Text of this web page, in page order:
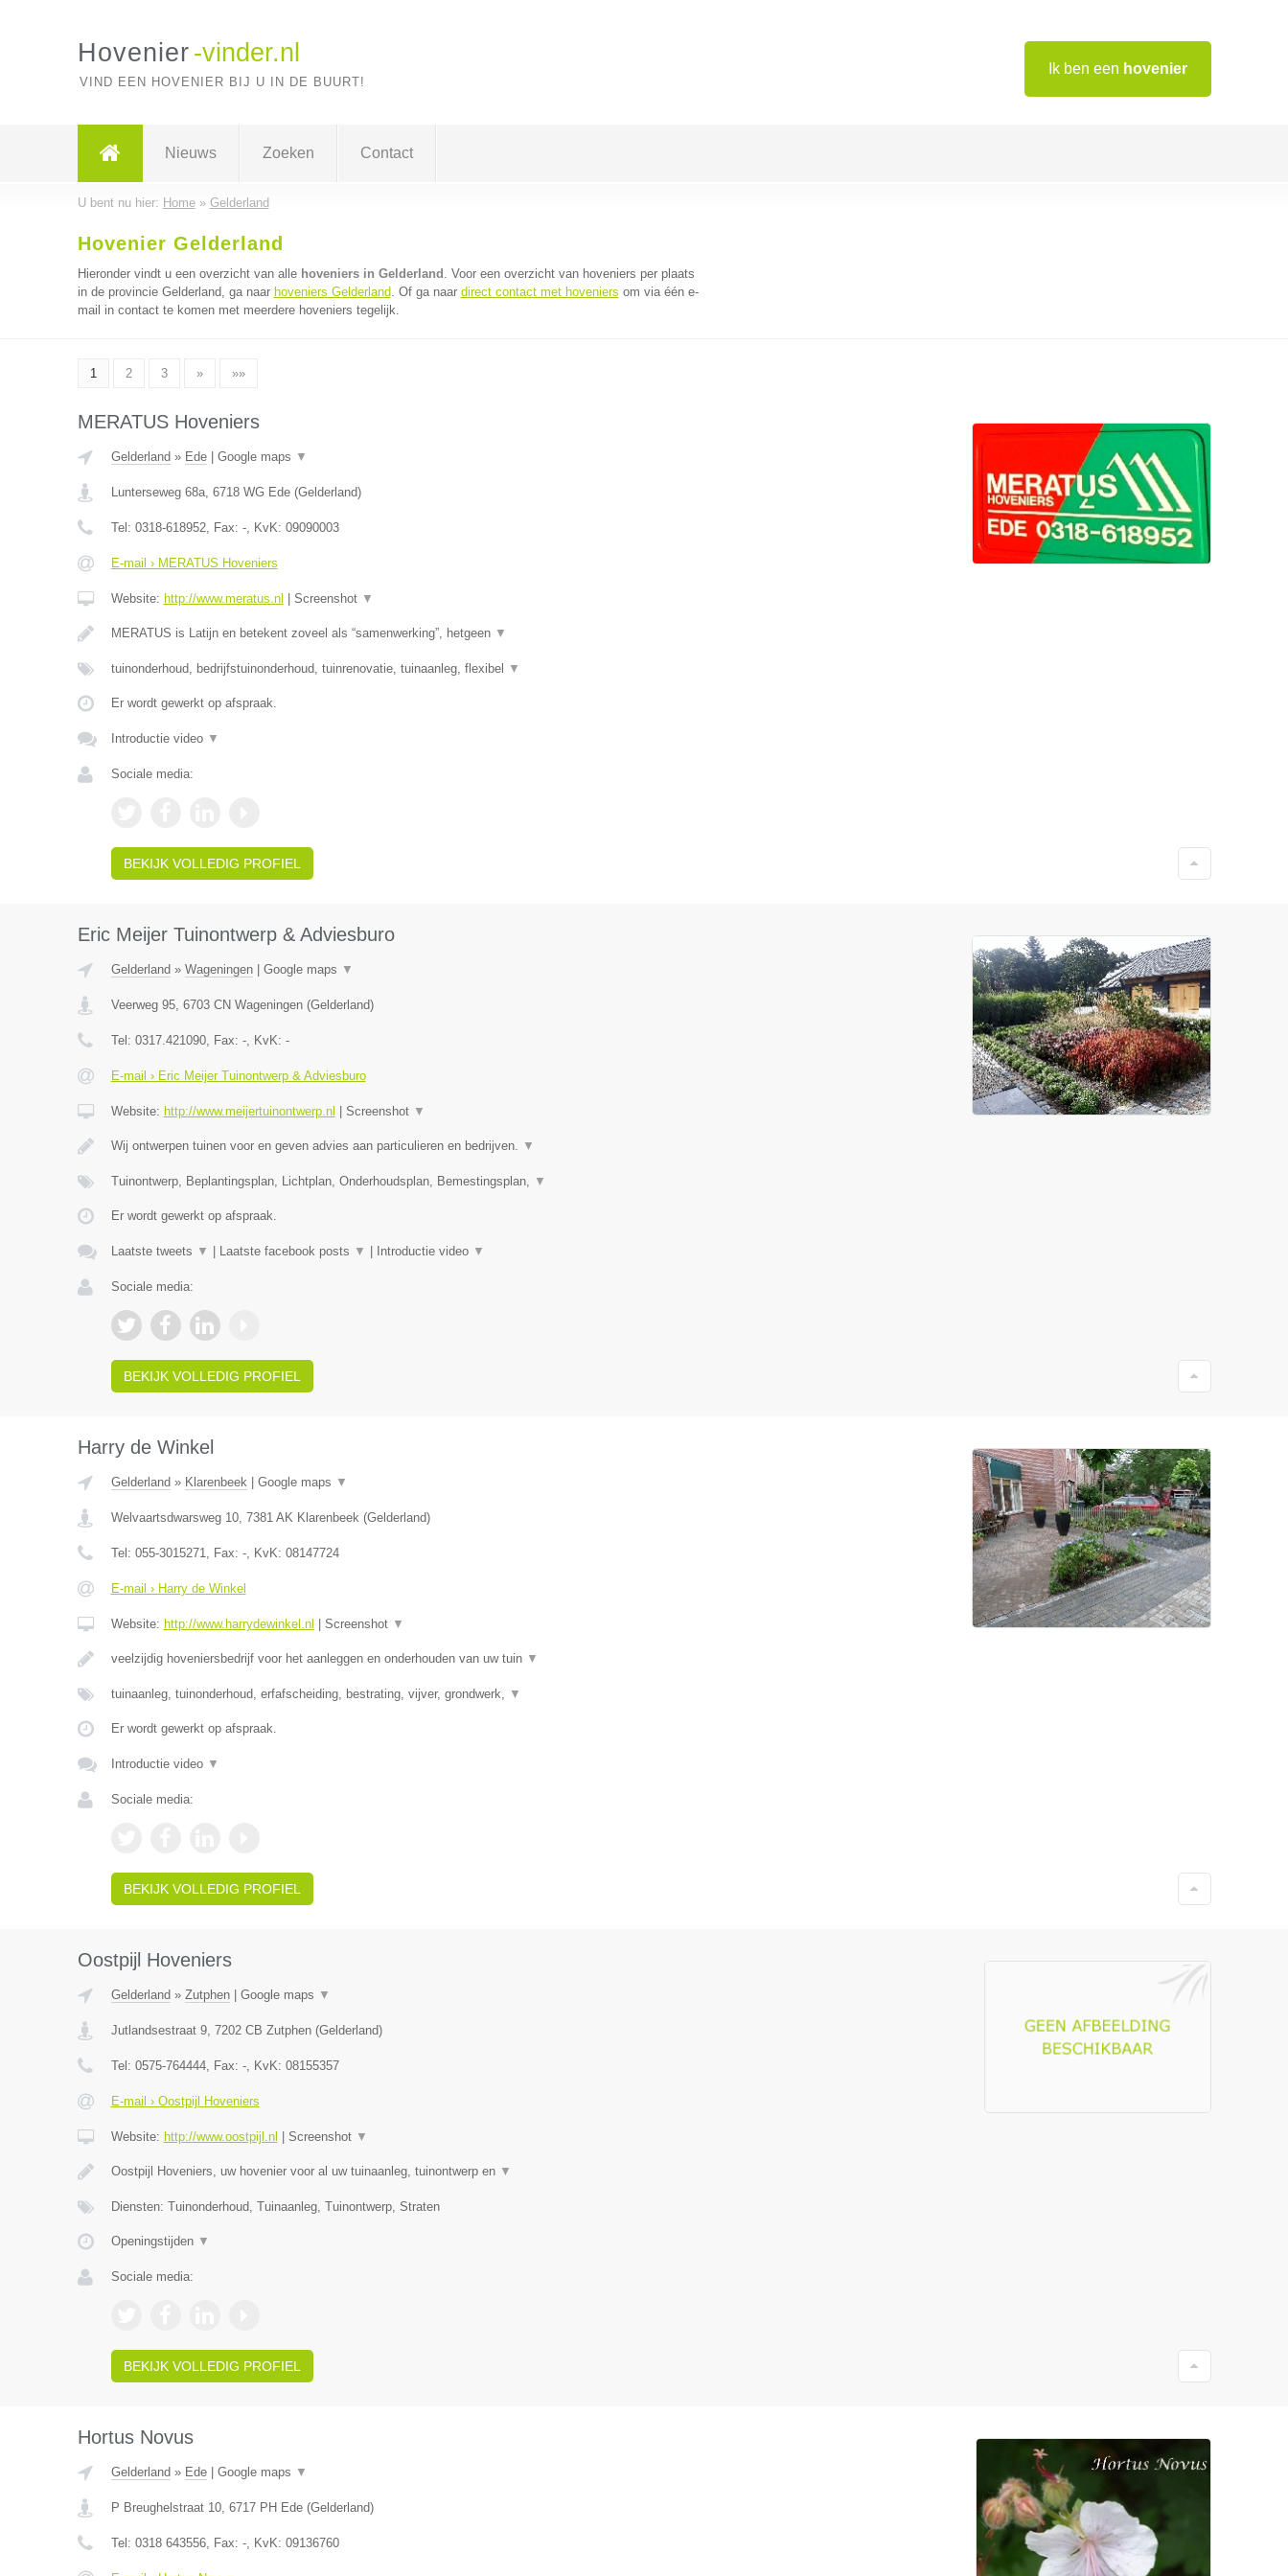
Ik ben een hovenier
Hovenier -vinder.nl
VIND EEN HOVENIER BIJ U IN DE BUURT!
Nieuws Zoeken Contact
U bent nu hier: Home» Gelderland
Hovenier Gelderland
Hieronder vindt u een overzicht van alle hoveniers in Gelderland . Voor een overzicht van hoveniers per plaats
in de provincie Gelderland, ga naar hoveniers Gelderland. Of ga naar direct contact met hoveniers om via één e-
mail in contact te komen met meerdere hoveniers tegelijk.
1 2 3 » »»
MERATUS Hoveniers
Gelderland » Ede| Google maps ▼
Lunterseweg 68a, 6718 WG Ede(Gelderland)
Tel: 0318-618952, Fax: -, KvK: 09090003
E-mail › MERATUS Hoveniers
Website: http://www.meratus.nl Screenshot ▼
MERATUS is Latijn en betekent zoveel als “samenwerking”, hetgeen ▼
tuinonderhoud, bedrijfstuinonderhoud, tuinrenovatie, tuinaanleg, flexibel ▼
Er wordt gewerkt op afspraak.
Introductie video ▼
Sociale media:
BEKIJK VOLLEDIG PROFIEL
Eric Meijer Tuinontwerp & Adviesburo
Gelderland » Wageningen| Google maps ▼
Veerweg 95, 6703 CN Wageningen(Gelderland)
Tel: 0317.421090, Fax: -, KvK: -
E-mail › Eric Meijer Tuinontwerp & Adviesburo
Website: http://www.meijertuinontwerp.nl Screenshot ▼
Wij ontwerpen tuinen voor en geven advies aan particulieren en bedrijven. ▼
Tuinontwerp, Beplantingsplan, Lichtplan, Onderhoudsplan, Bemestingsplan, ▼
Er wordt gewerkt op afspraak.
Laatste tweets ▼ Laatste facebook posts ▼ Introductie video ▼
Sociale media:
BEKIJK VOLLEDIG PROFIEL
Harry de Winkel
Gelderland » Klarenbeek| Google maps ▼
Welvaartsdwarsweg 10, 7381 AK Klarenbeek(Gelderland)
Tel: 055-3015271, Fax: -, KvK: 08147724
E-mail › Harry de Winkel
Website: http://www.harrydewinkel.nl Screenshot ▼
veelzijdig hoveniersbedrijf voor het aanleggen en onderhouden van uw tuin ▼
tuinaanleg, tuinonderhoud, erfafscheiding, bestrating, vijver, grondwerk, ▼
Er wordt gewerkt op afspraak.
Introductie video ▼
Sociale media:
BEKIJK VOLLEDIG PROFIEL
Oostpijl Hoveniers
Gelderland » Zutphen| Google maps ▼
Jutlandsestraat 9, 7202 CB Zutphen(Gelderland)
Tel: 0575-764444, Fax: -, KvK: 08155357
E-mail › Oostpijl Hoveniers
Website: http://www.oostpijl.nl Screenshot ▼
Oostpijl Hoveniers, uw hovenier voor al uw tuinaanleg, tuinontwerp en ▼
Diensten: Tuinonderhoud, Tuinaanleg, Tuinontwerp, Straten
Openingstijden ▼
Sociale media:
BEKIJK VOLLEDIG PROFIEL
Hortus Novus
Gelderland » Ede| Google maps ▼
P Breughelstraat 10, 6717 PH Ede(Gelderland)
Tel: 0318 643556, Fax: -, KvK: 09136760